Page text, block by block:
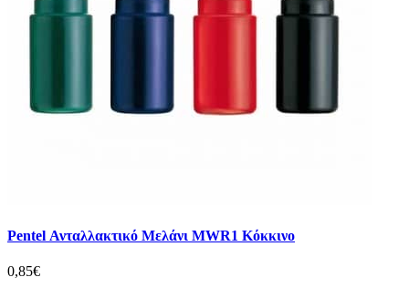
Pentel Ανταλλακτικό Μελάνι MWR1 Κόκκινο
0,85€